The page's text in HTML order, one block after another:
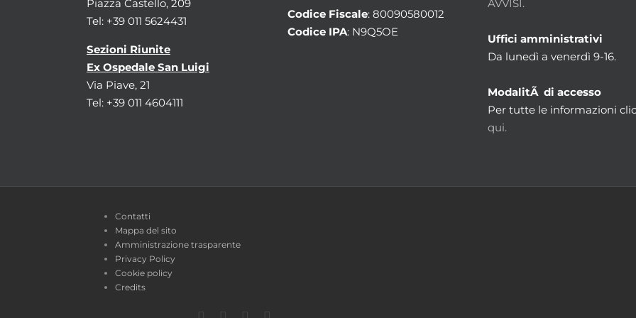
Piazza Castello, 209
Tel: +39 011 5624431
Sezioni Riunite
Ex Ospedale San Luigi
Via Piave, 21
Tel: +39 011 4604111
Codice Fiscale: 80090580012
Codice IPA: N9Q5OE
AVVISI.
Uffici amministrativi
Da lunedì a venerdì 9-16.
ModalitÃ di accesso
Per tutte le informazioni
qui.
Contatti
Mappa del sito
Amministrazione trasparente
Privacy Policy
Cookie policy
Credits